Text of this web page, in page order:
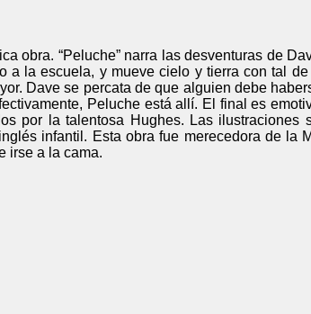
obra. “Peluche” narra las desventuras de
la escuela, y mueve cielo y tierra con tal
Dave se percata de que alguien debe
Peluche está allí. El final es
por la talentosa Hughes. Las ilustraciones
infantil. Esta obra fue merecedora de la
irse a la cama.